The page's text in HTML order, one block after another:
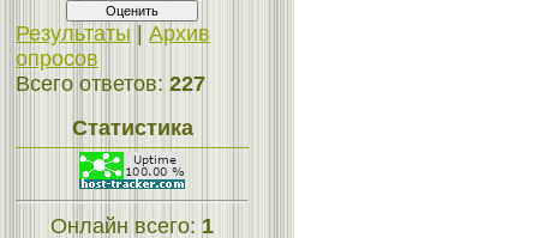
Результаты
Архив
опросов
Всего ответов: 227
Статистика
Онлайн всего: 1